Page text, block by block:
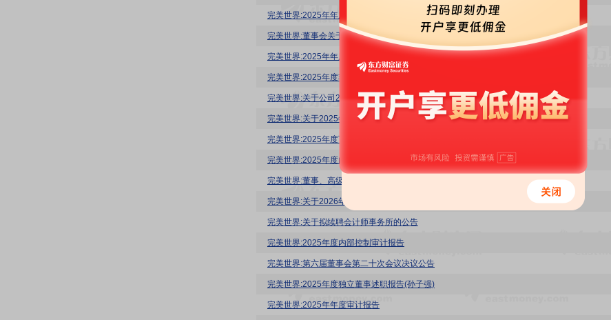
完美世界:2025年年度报告摘要
完美世界:董事会关于独立董事独立性评估的专项意见
完美世界:2025年年度报告
完美世界:2025年度非经营性资金占用及其他关联资金往来情况汇总表
完美世界:关于公司2026年度预计日常关联交易的公告
完美世界:关于2025年度利润分配预案的公告
完美世界:2025年度可持续发展报告
完美世界:2025年度内部控制评价报告
完美世界:董事、高级管理人员薪酬管理制度(2026年4月)
完美世界:关于2026年度为公司及子公司申请授信额度的公告
完美世界:关于拟续聘会计师事务所的公告
完美世界:2025年度内部控制审计报告
完美世界:第六届董事会第二十次会议决议公告
完美世界:2025年度独立董事述职报告(孙子强)
完美世界:2025年年度审计报告